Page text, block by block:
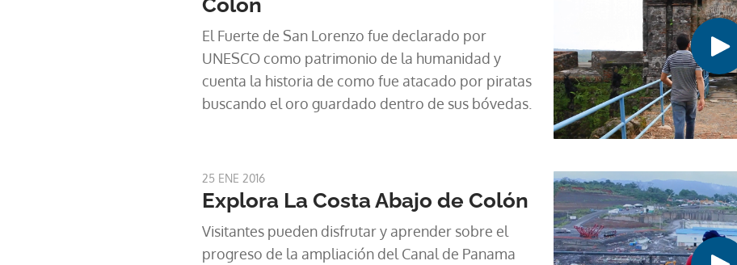
Colón
El Fuerte de San Lorenzo fue declarado por
UNESCO como patrimonio de la humanidad y
cuenta la historia de como fue atacado por piratas
buscando el oro guardado dentro de sus bóvedas.
25 ENE 2016
Explora La Costa Abajo de Colón
Visitantes pueden disfrutar y aprender sobre el
progreso de la ampliación del Canal de Panama